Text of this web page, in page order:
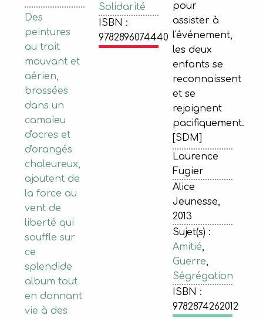
Des
peintures
au trait
mouvant et
aérien,
brossées
dans un
camaïeu
d'ocres et
d'orangés
chaleureux,
ajoutent de
la force au
vent de
liberté qui
souffle sur
ce
splendide
album tout
en donnant
vie à des
Solidarité
ISBN :
9782896074440
pour
assister à
l'événement,
les deux
enfants se
reconnaissent
et se
rejoignent
pacifiquement.
[SDM]
Laurence
Fugier
Alice
Jeunesse,
2013
Sujet(s) :
Amitié,
Guerre,
Ségrégation
ISBN :
9782874262012